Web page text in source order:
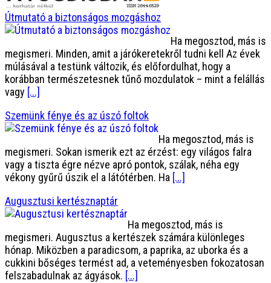
Útmutató a biztonságos mozgáshoz
Ha megosztod, más is
megismeri. Minden, amit a járókeretekről tudni kell Az évek
múlásával a testünk változik, és előfordulhat, hogy a
korábban természetesnek tűnő mozdulatok – mint a felállás
vagy [...]
Szemünk fénye és az úszó foltok
Ha megosztod, más is
megismeri. Sokan ismerik ezt az érzést: egy világos falra
vagy a tiszta égre nézve apró pontok, szálak, néha egy
vékony gyűrű úszik el a látótérben. Ha [...]
Augusztusi kertésznaptár
Ha megosztod, más is
megismeri. Augusztus a kertészek számára különleges
hónap. Miközben a paradicsom, a paprika, az uborka és a
cukkini bőséges termést ad, a veteményesben fokozatosan
felszabadulnak az ágyások. [...]